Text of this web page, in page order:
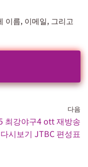
이름, 이메일, 그리고
다음
최강야구4 ott 재방송
시보기 JTBC 편성표